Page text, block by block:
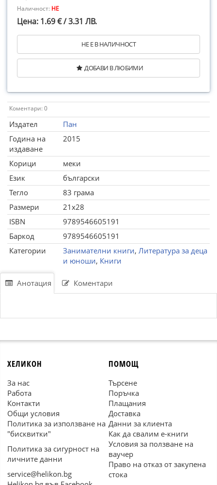
Наличност: НЕ
Цена: 1.69 € / 3.31 ЛВ.
НЕ Е В НАЛИЧНОСТ
ДОБАВИ В ЛЮБИМИ
Коментари: 0
Издател
Пан
Година на
издаване
2015
Корици
меки
Език
български
Тегло
83 грама
Размери
21x28
ISBN
9789546605191
Баркод
9789546605191
Категории
Занимателни книги, Литература за деца
и юноши, Книги
Анотация Коментари
ХЕЛИКОН
За нас
Работа
Контакти
Общи условия
Политика за използване на
"бисквитки"
Политика за сигурност на
личните данни
service@helikon.bg
ПОМОЩ
Търсене
Поръчка
Плащания
Доставка
Данни за клиента
Как да свалим е-книги
Условия за ползване на
ваучер
Право на отказ от закупена
стока